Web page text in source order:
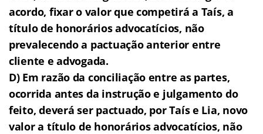
acordo, fixar o valor que competirá a Taís, a
título de honorários advocatícios, não
prevalecendo a pactuação anterior entre
cliente e advogada.
D) Em razão da conciliação entre as partes,
ocorrida antes da instrução e julgamento do
feito, deverá ser pactuado, por Taís e Lia, novo
valor a título de honorários advocatícios, não